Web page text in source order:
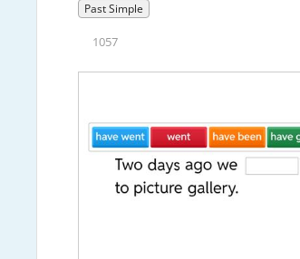
Past Simple
1057